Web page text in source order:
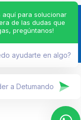
reservados.
aquí para solucionar
de las dudas que
pregúntanos!
ayudarte en algo?